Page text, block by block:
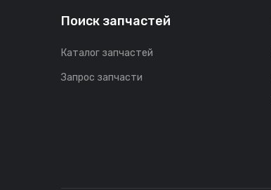
Поиск запчастей
Каталог запчастей
Запрос запчасти